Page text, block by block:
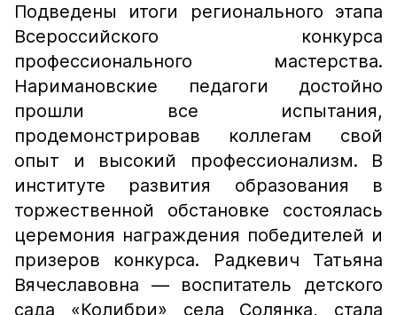
Подведены итоги регионального этапа
Всероссийского конкурса
профессионального мастерства.
Наримановские педагоги достойно
прошли все испытания,
продемонстрировав коллегам свой
опыт и высокий профессионализм. В
институте развития образования в
торжественной обстановке состоялась
церемония награждения победителей и
призеров конкурса. Радкевич Татьяна
Вячеславовна — воспитатель детского
сада «Колибри» села Солянка, стала